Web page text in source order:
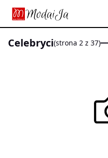
celebryci(strona 2 z 37)